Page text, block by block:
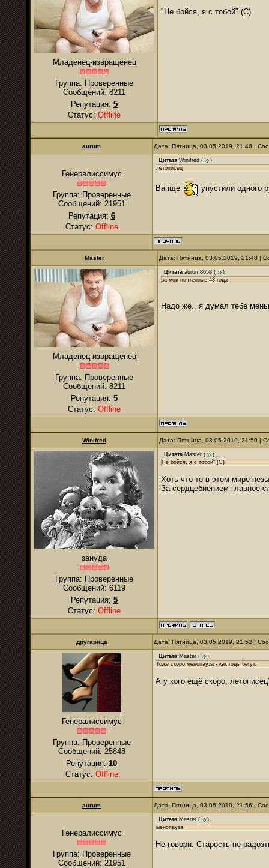
Младенец-извращенец
Группа: Проверенные
Сообщений: 8211
Репутация: 5
Статус: Offline
"Не бойся, я с тобой" (С)
аurum Дата: Пятница, 03.05.2019, 21:46 |
Генералиссимус
Группа: Проверенные
Сообщений: 21951
Репутация: 6
Статус: Offline
Цитата Winifred (
)
летописец
Вапще упустили одного
Master Дата: Пятница, 03.05.2019, 21:48 |
Младенец-извращенец
Группа: Проверенные
Сообщений: 8211
Репутация: 5
Статус: Offline
Цитата aurum8658 (
)
за мои почтенные 43 года
Надо же.. я думал тебе
Winifred Дата: Пятница, 03.05.2019, 21:50 |
зануда
Группа: Проверенные
Сообщений: 6119
Репутация: 5
Статус: Offline
Цитата Master (
)
Не бойся, я с тобой" (С)
Хоть что-то в этом мире
За сердцебиением главное
другарица Дата: Пятница, 03.05.2019, 21:52 |
Генералиссимус
Группа: Проверенные
Сообщений: 25848
Репутация: 10
Статус: Offline
Цитата Master (
)
Тоже скоро менопауза - как годы бегут.
А у кого ещё скоро,
аurum Дата: Пятница, 03.05.2019, 21:56 |
Генералиссимус
Группа: Проверенные
Сообщений: 21951
Цитата Master (
)
менопауза
Не говори. Старость не